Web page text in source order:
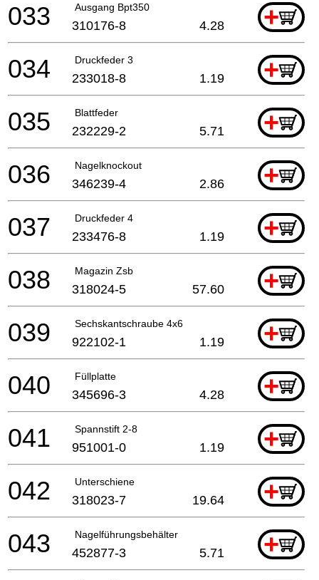
Ausgang Bpt350 +
033 310176-8 4.28
Druckfeder 3 +
034 233018-8 1.19
Blattfeder +
035 232229-2 5.71
Nagelknockout +
036 346239-4 2.86
Druckfeder 4 +
037 233476-8 1.19
Magazin Zsb +
038 318024-5 57.60
Sechskantschraube 4x6 +
039 922102-1 1.19
Füllplatte +
040 345696-3 4.28
Spannstift 2-8 +
041 951001-0 1.19
Unterschiene +
042 318023-7 19.64
Nagelführungsbehälter +
043 452877-3 5.71